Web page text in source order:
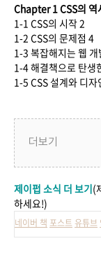
Chapter 1 CSS의 역
1-1 CSS의 시작 2
1-2 CSS의 문제점 4
1-3 복잡해지는 웹 개
1-4 해결책으로 탄생
1-5 CSS 설계와 디자
더보기
제이펍 소식 더 보기(
하세요!)
네이버 책 포스트 유튜브